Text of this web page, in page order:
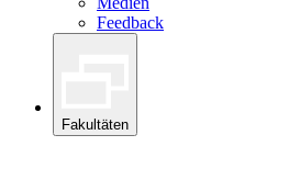
Feedback
Fakultäten